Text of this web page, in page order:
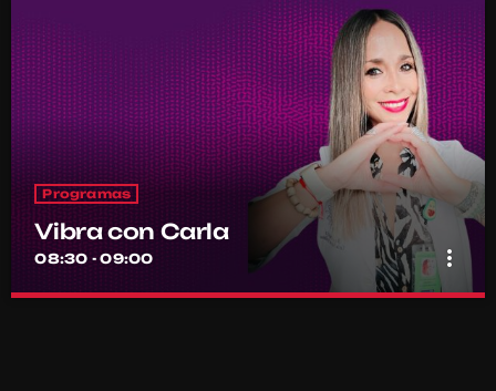
Programas
Vibra con Carla
08:30 - 09:00 more_vert